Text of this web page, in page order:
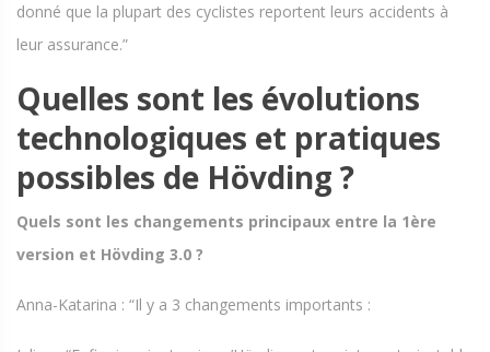
donné que la plupart des cyclistes reportent leurs accidents à
leur assurance.”
Quelles sont les évolutions
technologiques et pratiques
possibles de Hövding ?
Quels sont les changements principaux entre la 1ère
version et Hövding 3.0 ?
Anna-Katarina : “Il y a 3 changements importants :